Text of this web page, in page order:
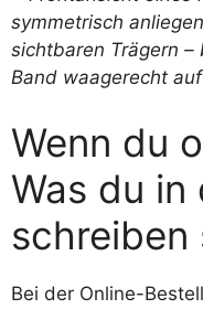
Wenn du
Was du in
schreiben
Bei der Online-